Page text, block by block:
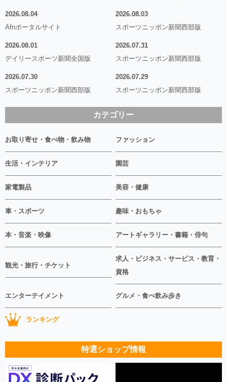
2026.08.04
Afnポータルサイト
2026.08.03
スポーツニッポン新聞西部版
2026.08.01
デイリースポーツ新聞全国版
2026.07.31
スポーツニッポン新聞西部版
2026.07.30
スポーツニッポン新聞西部版
2026.07.29
スポーツニッポン新聞西部版
カテゴリー
お取り寄せ・食べ物・飲み物 ファッション
生活・インテリア 園芸
家電製品 美容・健康
車・スポーツ 趣味・おもちゃ
本・音楽・映像 アートギャラリー・書籍・俳句
観光・旅行・チケット
求人・ビジネス・サービス・教育・
資格
エンターテイメント グルメ・食べ飲み歩き
ランキング
特選ショップ情報